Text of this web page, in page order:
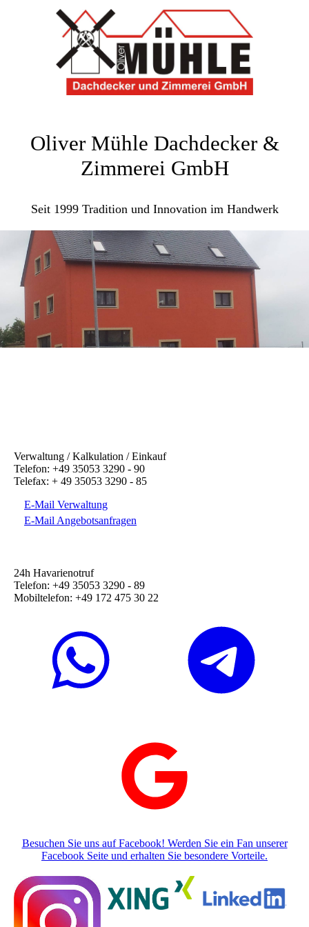
Oliver Mühle Dachdecker &
Zimmerei GmbH
Seit 1999 Tradition und Innovation im Handwerk
Verwaltung / Kalkulation / Einkauf
Telefon: +49 35053 3290 - 90
Telefax: + 49 35053 3290 - 85
E-Mail Verwaltung
E-Mail Angebotsanfragen
24h Havarienotruf
Telefon: +49 35053 3290 - 89
Mobiltelefon: +49 172 475 30 22
Besuchen Sie uns auf Facebook! Werden Sie ein Fan unserer
Facebook Seite und erhalten Sie besondere Vorteile.